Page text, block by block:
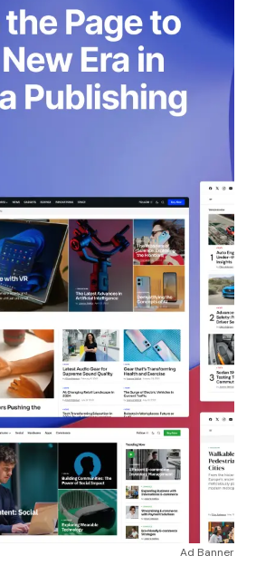
Ad Banner